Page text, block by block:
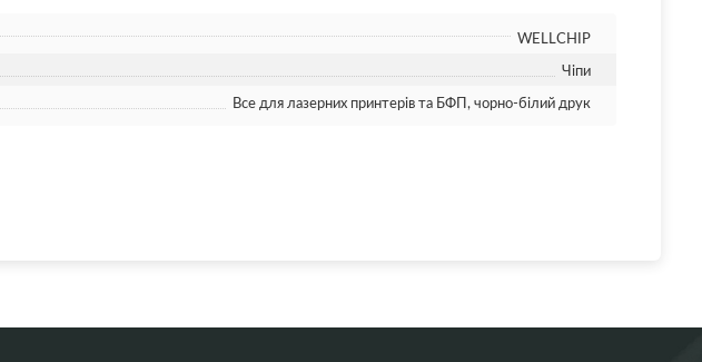
WELLCHIP
Чіпи
Все для лазерних принтерів та БФП, чорно-білий друк